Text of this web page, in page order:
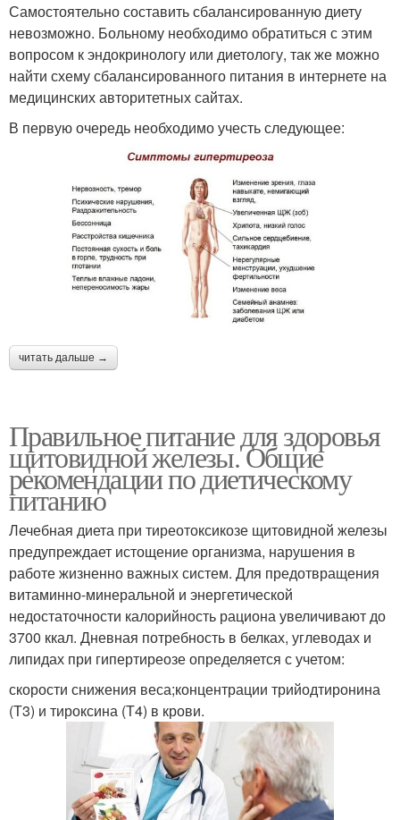
Самостоятельно составить сбалансированную диету
невозможно. Больному необходимо обратиться с этим
вопросом к эндокринологу или диетологу, так же можно
найти схему сбалансированного питания в интернете на
медицинских авторитетных сайтах.
В первую очередь необходимо учесть следующее:
читать дальше →
Правильное питание для здоровья
щитовидной железы. Общие
рекомендации по диетическому
питанию
Лечебная диета при тиреотоксикозе щитовидной железы
предупреждает истощение организма, нарушения в
работе жизненно важных систем. Для предотвращения
витаминно-минеральной и энергетической
недостаточности калорийность рациона увеличивают до
3700 ккал. Дневная потребность в белках, углеводах и
липидах при гипертиреозе определяется с учетом:
скорости снижения веса;концентрации трийодтиронина
(Т3) и тироксина (Т4) в крови.